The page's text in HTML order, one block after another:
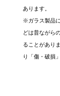
あります。
※ガラス製品
どは昔ながら
ることがあり
り「傷・破損